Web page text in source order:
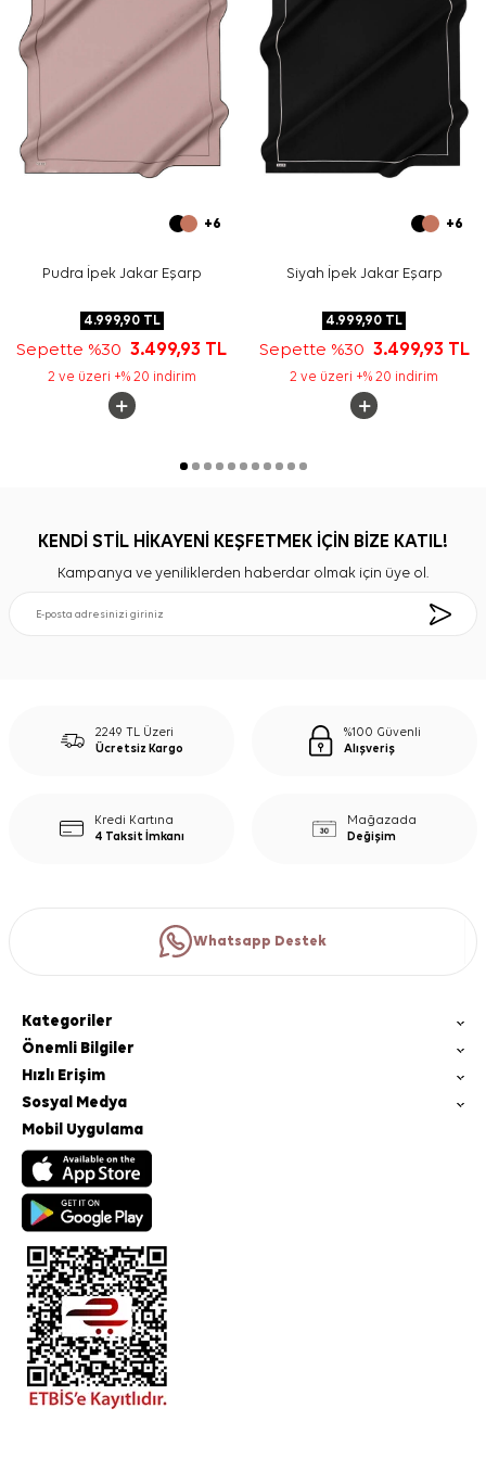
Yıkama ve bakım için ürün etiketindeki talimatları
izleyiniz. İpek ve hassas eşarplarda elde bakım ya da
leke temizliği gerektiğinde Aker İpek Eşarp Şampuanı
kullanabilirsiniz.
Sıkça Sorulan Sorular
Bej İpek Krep Saten Kare Desenli Eşarp ölçüsü nedir?
Bu eşarp hangi renkleri içerir?
Bu model günlük kullanım için uygun mu?
+6
Pudra İpek Jakar Eşarp
4.999,90TL
Sepette %303.499,93 TL
2 ve üzeri +% 20 indirim
+6
Siyah İpek Jakar Eşarp
4.999,90 TL
Sepette %30 3.499,93 TL
2 ve üzeri +% 20 indirim
KENDİ STİL HİKAYENİ KEŞFETMEK İÇİN BİZE KATIL!
Kampanya ve yeniliklerden haberdar olmak için üye ol.
2249 TL Üzeri
Ücretsiz Kargo
%100 Güvenli
Alışveriş
Kredi Kartına
4 Taksit İmkanı
Mağazada
Değişim
Whatsapp Destek
Kategoriler
Önemli Bilgiler
Hızlı Erişim
Sosyal Medya
Mobil Uygulama